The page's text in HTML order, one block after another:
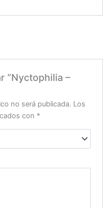
“Nyctophilia –
no será publicada. Los
con *